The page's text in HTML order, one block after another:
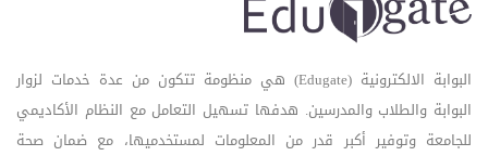
البوابة الالكترونية (Edugate) هي منظومة تتكون من عدة خدمات لزوار
البوابة والطلاب والمدرسين. هدفها تسهيل التعامل مع النظام الأكاديمي
للجامعة وتوفير أكبر قدر من المعلومات لمستخدميها، مع ضمان صحة